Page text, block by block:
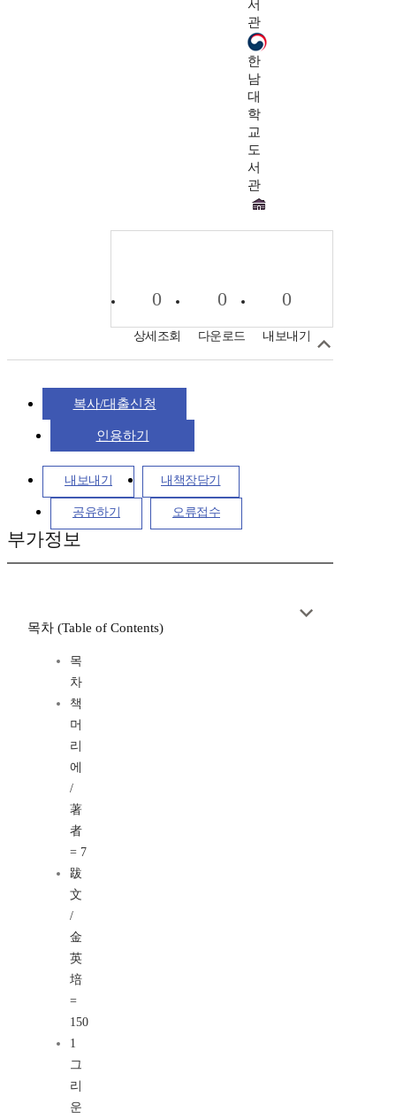
서
관
한
남
대
학
교
도
서
관
0
상세조회
0
다운로드
0
내보내기
복사/대출신청
인용하기
내보내기 내책장담기
공유하기 오류접수
부가정보
목차 (Table of Contents)
목
차
책
머
리
에
/
著
者
= 7
跋
文
/
金
英
培
=
150
1
그
리
운